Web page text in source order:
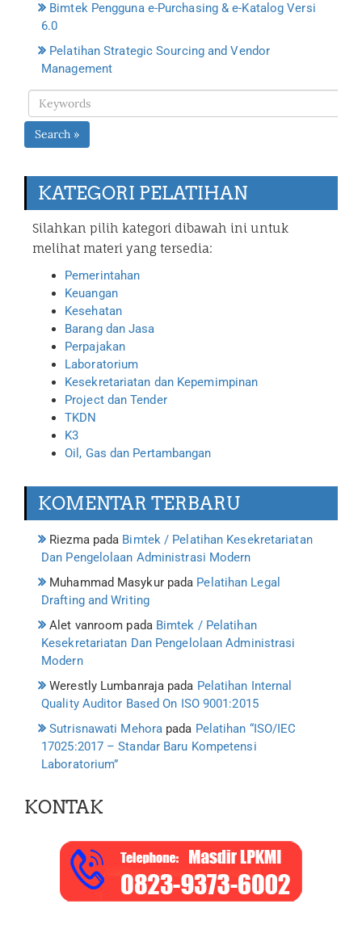
Bimtek Pengguna e-Purchasing & e-Katalog Versi
6.0
Pelatihan Strategic Sourcing and Vendor
Management
Search »
KATEGORI PELATIHAN
Silahkan pilih kategori dibawah ini untuk
melihat materi yang tersedia:
Pemerintahan
Keuangan
Kesehatan
Barang dan Jasa
Perpajakan
Laboratorium
Kesekretariatan dan Kepemimpinan
Project dan Tender
TKDN
K3
Oil, Gas dan Pertambangan
KOMENTAR TERBARU
Riezmapada Bimtek / Pelatihan Kesekretariatan
Dan Pengelolaan Administrasi Modern
Muhammad Masykurpada Pelatihan Legal
Drafting and Writing
Alet vanroom pada Bimtek / Pelatihan
Kesekretariatan Dan Pengelolaan Administrasi
Modern
Werestly Lumbanraja pada Pelatihan Internal
Quality Auditor Based On ISO 9001:2015
Sutrisnawati Mehora pada Pelatihan “ISO/IEC
17025:2017 – Standar Baru Kompetensi
Laboratorium”
KONTAK